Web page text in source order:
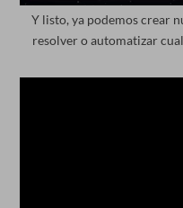
Y listo, ya podemos crear
resolver o automatizar